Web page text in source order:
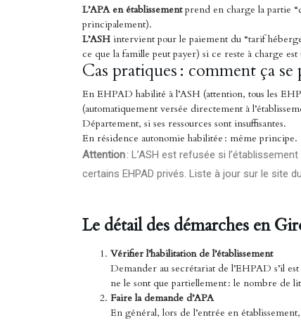
L’APA en établissementprend en charge la partie
principalement).
L’ASH intervient pour le paiement du “tarif
ce que la famille peut payer) si ce reste à charge
Cas pratiques : comment ça se
En EHPAD habilité à l’ASH (attention, tous les
(automatiquement versée directement à
Département, si ses ressources sont insuffisantes.
En résidence autonomie habilitée : même principe.
Attention: L’ASH est refusée si
certains EHPAD privés. Liste à jour sur le site
Le détail des démarches en
Vérifier l’habilitation de l’établissement
Demander au secrétariat de l’EHPAD s’il
ne le sont que partiellement : le nombre de
Faire la demande d’APA
En général, lors de l’entrée en